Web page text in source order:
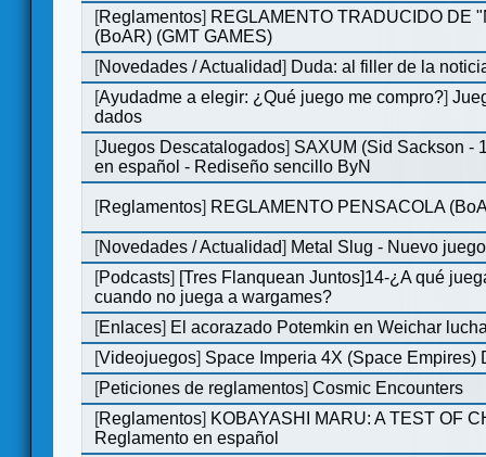
[Reglamentos] REGLAMENTO TRADUCIDO DE
(BoAR) (GMT GAMES)
[Novedades / Actualidad] Duda: al filler de la
[Ayudadme a elegir: ¿Qué juego me compro?]
dados
[Juegos Descatalogados] SAXUM (Sid Sackson -
en español - Rediseño sencillo ByN
[Reglamentos] REGLAMENTO PENSACOLA
[Novedades / Actualidad] Metal Slug - Nuevo
[Podcasts] [Tres Flanquean Juntos]14-¿A qué
cuando no juega a wargames?
[Enlaces] El acorazado Potemkin en Weichar
[Videojuegos] Space Imperia 4X (Space Empires)
[Peticiones de reglamentos]Cosmic Encounters
[Reglamentos] KOBAYASHI MARU: A TEST OF
Reglamento en español